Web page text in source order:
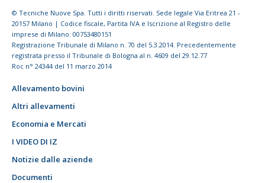
© Tecniche Nuove Spa. Tutti i diritti riservati. Sede legale Via Eritrea 21 -
20157 Milano | Codice fiscale, Partita IVA e Iscrizione al Registro delle
imprese di Milano: 00753480151
Registrazione Tribunale di Milano n. 70 del 5.3.2014. Precedentemente
registrata presso il Tribunale di Bologna al n. 4609 del 29.12.77
Roc n° 24344 del 11 marzo 2014
Allevamento bovini
Altri allevamenti
Economia e Mercati
I VIDEO DI IZ
Notizie dalle aziende
Documenti